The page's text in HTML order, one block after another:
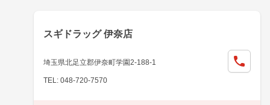
スギドラッグ 伊奈店
埼玉県北足立郡伊奈町学園2-188-1
TEL: 048-720-7570